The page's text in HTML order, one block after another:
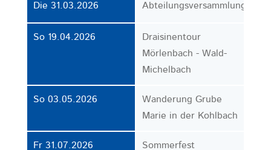
Die 31.03.2026
So 19.04.2026
So 03.05.2026
Fr 31.07.2026
Abteilungsversammlung
Draisinentour
Mörlenbach - Wald-
Michelbach
Wanderung Grube
Marie in der Kohlbach
Sommerfest